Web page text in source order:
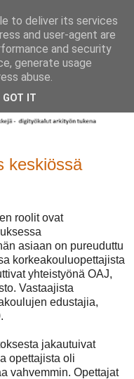
keskiössä
roolit ovat
asiaan on pureuduttu
korkeakouluopettajista
yhteistyönä OAJ,
Vastaajista
edustajia,
jakautuivat
opettajista oli
vahvemmin. Opettajat
to deliver its services
and user-agent are
and security
generate usage
abuse.
GOT IT